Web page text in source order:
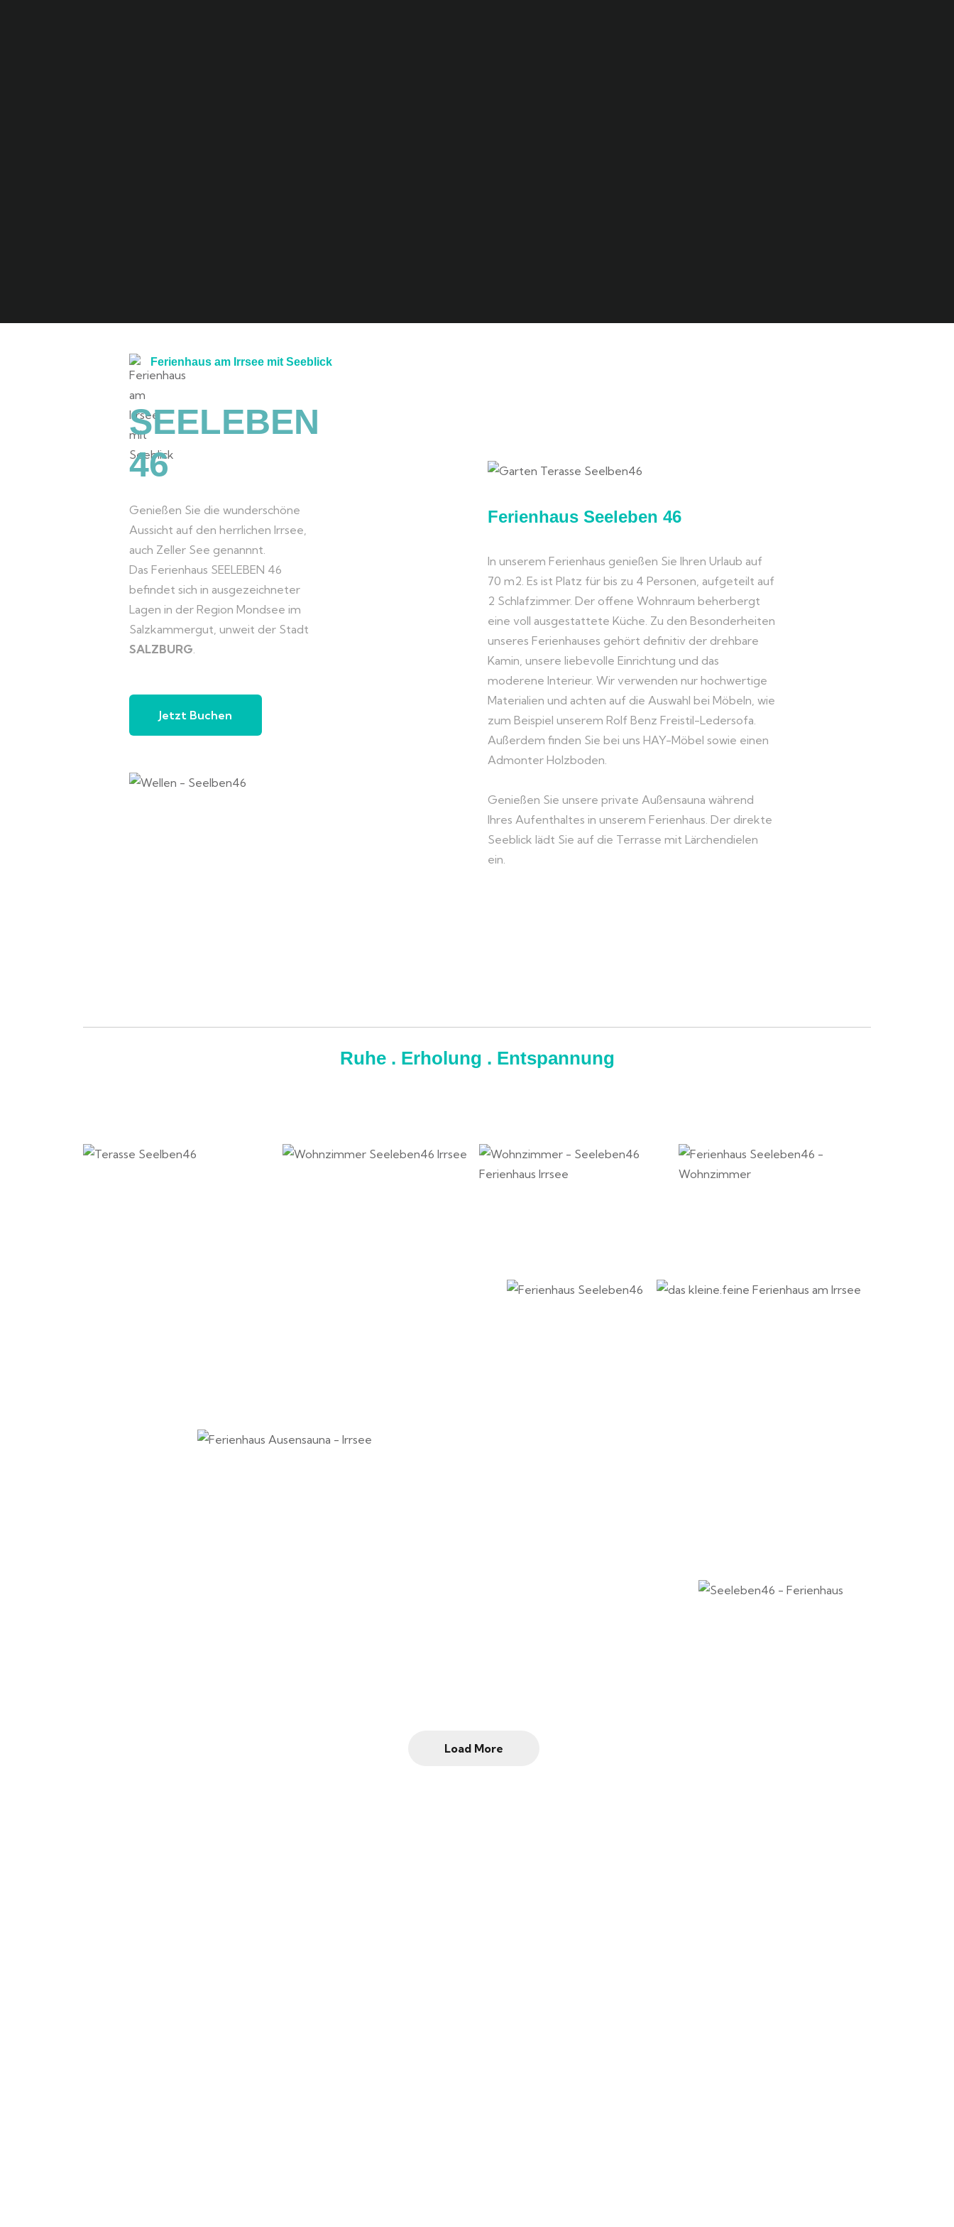
Ferienhaus am Irrsee mit Seeblick
SEELEBEN
46
Genießen Sie die wunderschöne
Aussicht auf den herrlichen Irrsee,
auch Zeller See genannnt.
Das Ferienhaus SEELEBEN 46
befindet sich in ausgezeichneter
Lagen in der Region Mondsee im
Salzkammergut, unweit der Stadt
SALZBURG.
Jetzt Buchen
Ferienhaus Seeleben 46
In unserem Ferienhaus genießen Sie Ihren Urlaub auf
70 m2. Es ist Platz für bis zu 4 Personen, aufgeteilt auf
2 Schlafzimmer. Der offene Wohnraum beherbergt
eine voll ausgestattete Küche. Zu den Besonderheiten
unseres Ferienhauses gehört definitiv der drehbare
Kamin, unsere liebevolle Einrichtung und das
moderene Interieur. Wir verwenden nur hochwertige
Materialien und achten auf die Auswahl bei Möbeln, wie
zum Beispiel unserem Rolf Benz Freistil-Ledersofa.
Außerdem finden Sie bei uns HAY-Möbel sowie einen
Admonter Holzboden.
Genießen Sie unsere private Außensauna während
Ihres Aufenthaltes in unserem Ferienhaus. Der direkte
Seeblick lädt Sie auf die Terrasse mit Lärchendielen
ein.
Ruhe . Erholung . Entspannung
Load More